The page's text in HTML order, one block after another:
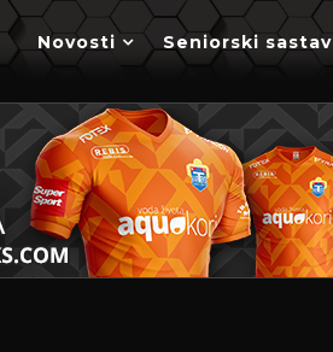
Novosti Seniorski sastav